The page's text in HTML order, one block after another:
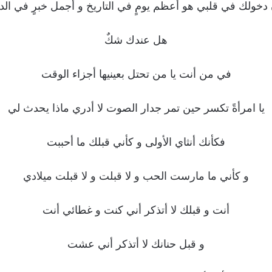
دخولك في قلبي هو أعظم يومٍ في التاريخ و أجمل خبرٍ في
هل عندك شكٌ
في من أنت يا من تحتل بعينيها أجزاء الوقت
يا امرأةً تكسر حين تمر جدار الصوت لا أدري ماذا يحدث لي
فكأنك أنثاي الأولى و كأني قبلك ما أحببت
و كأني ما مارست الحب و لا قبلت و لا قبلت ميلادي
أنت و قبلك لا أتذكر أني كنت و غطائي أنت
و قبل حنانك لا أتذكر أني عشت